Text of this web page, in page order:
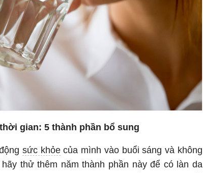
gian: 5 thành phần bổ sung
sức khỏecủa mình vào buổi sáng và không
thử thêm năm thành phần này để có làn da